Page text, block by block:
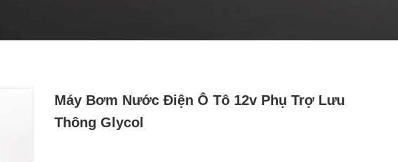
Máy Bơm Nước Điện Ô Tô 12v Phụ Trợ Lưu
Thông Glycol